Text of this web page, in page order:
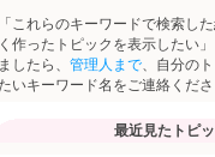
「これらのキーワードで検索し
く作ったトピックを表示したい
ましたら、 管理人まで、自分の
いキーワード名をご連絡くだ
最近見たトピ